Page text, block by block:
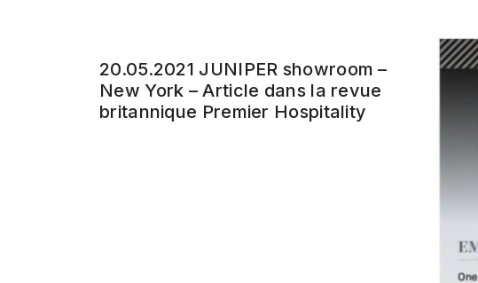
20.05.2021 JUNIPER showroom –
New York – Article dans la revue
britannique Premier Hospitality